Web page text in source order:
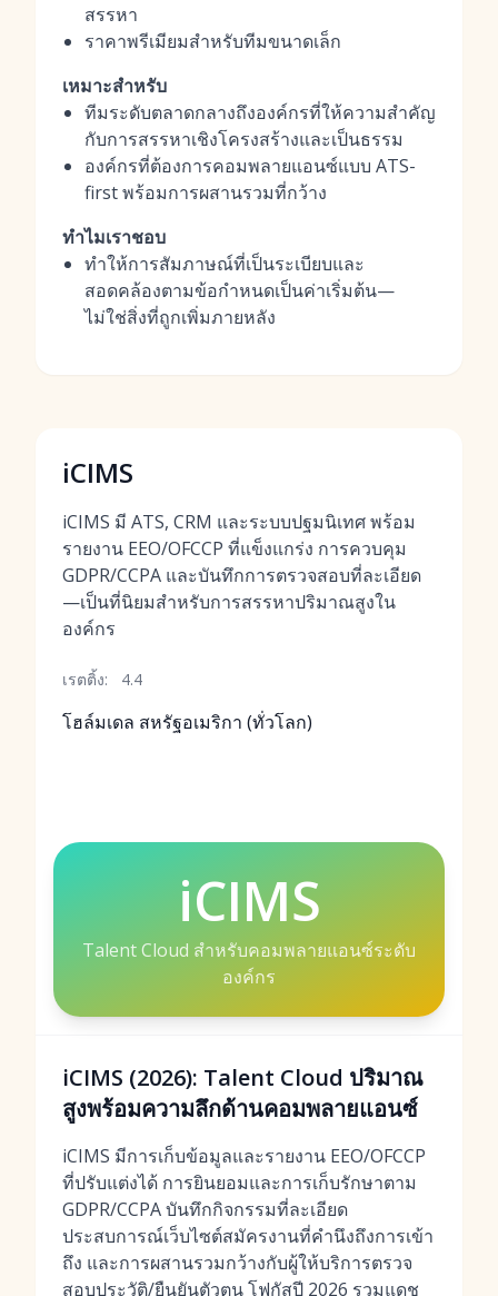
สรรหา
ราคาพรีเมียมสำหรับทีมขนาดเล็ก
เหมาะสำหรับ
ทีมระดับตลาดกลางถึงองค์กรที่ให้ความสำคัญ
กับการสรรหาเชิงโครงสร้างและเป็นธรรม
องค์กรที่ต้องการคอมพลายแอนซ์แบบ ATS-
first พร้อมการผสานรวมที่กว้าง
ทำไมเราชอบ
ทำให้การสัมภาษณ์ที่เป็นระเบียบและ
สอดคล้องตามข้อกำหนดเป็นค่าเริ่มต้น—
ไม่ใช่สิ่งที่ถูกเพิ่มภายหลัง
iCIMS
iCIMS มี ATS, CRM และระบบปฐมนิเทศ พร้อม
รายงาน EEO/OFCCP ที่แข็งแกร่ง การควบคุม
GDPR/CCPA และบันทึกการตรวจสอบที่ละเอียด
—เป็นที่นิยมสำหรับการสรรหาปริมาณสูงใน
องค์กร
เรตติ้ง: 4.4
โฮล์มเดล สหรัฐอเมริกา (ทั่วโลก)
iCIMS
Talent Cloud สำหรับคอมพลายแอนซ์ระดับ
องค์กร
iCIMS (2026): Talent Cloud ปริมาณ
สูงพร้อมความลึกด้านคอมพลายแอนซ์
iCIMS มีการเก็บข้อมูลและรายงาน EEO/OFCCP
ที่ปรับแต่งได้ การยินยอมและการเก็บรักษาตาม
GDPR/CCPA บันทึกกิจกรรมที่ละเอียด
ประสบการณ์เว็บไซต์สมัครงานที่คำนึงถึงการเข้า
ถึง และการผสานรวมกว้างกับผู้ให้บริการตรวจ
สอบประวัติ/ยืนยันตัวตน โฟกัสปี 2026 รวมแดช